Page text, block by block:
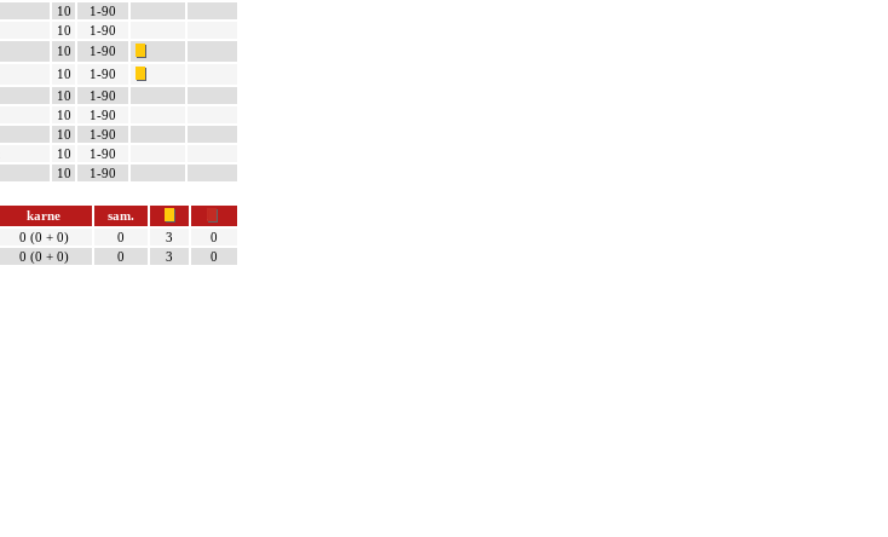
10
1-90
10
1-90
10
1-90
10
1-90
10
1-90
10
1-90
10
1-90
10
1-90
10 1-90
karne
sam.
0 (0 + 0) 0 3
0
0 (0 + 0) 0 3 0